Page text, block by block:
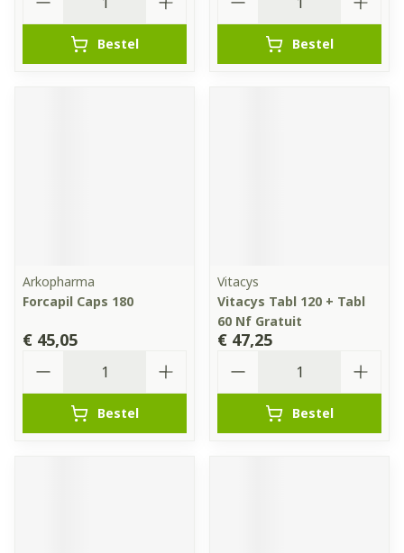
Bestel Bestel
Arkopharma
Forcapil Caps 180
€ 45,05
Bestel
Vitacys
Vitacys Tabl 120 + Tabl
60 Nf Gratuit
€ 47,25
Bestel